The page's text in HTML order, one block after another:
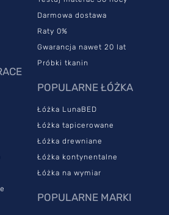
znajduje zastosowanie w
na wady postawy. Model przydaje
oraz zapobiega przeciążeniu
antyalergiczny . Założony na niego
dlatego nie wywołuje reakcji
przewodzi ciepło, dlatego model z
SUPREME –
go wybrać?
Darmowa dostawa
Raty 0%
Gwarancja nawet 20 lat
Próbki tkanin
POPULARNE ŁÓŻKA
Łóżka LunaBED
Łóżka tapicerowane
Łóżka drewniane
Łóżka kontynentalne
Łóżka na wymiar
POPULARNE MARKI